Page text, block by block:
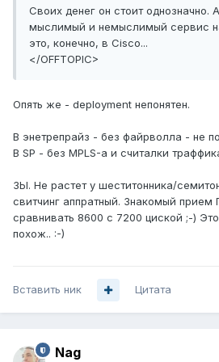
Своих денег он стоит однозначно.
мыслимый и немыслимый сервис
это, конечно, в Cisco...
</OFFTOPIC>
Опять же - deployment непонятен.
В энетрепрайз - без файрволла - не
В SP - без MPLS-а и считалки
ЗЫ. Не растет у шеститонника/
свитчинг аппратный. Знакомый
сравнивать 8600 с 7200 циской ;-)
похож.. :-)
Вставить ник Цитата
Nag